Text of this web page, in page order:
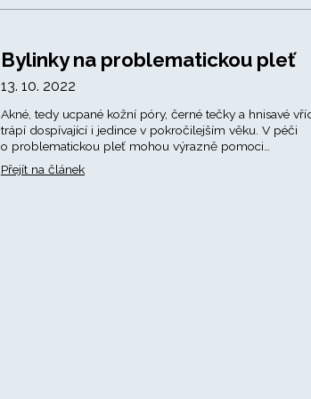
Bylinky na problematickou pleť
13. 10. 2022
Akné, tedy ucpané kožní póry, černé tečky a hnisavé
trápí dospívající i jedince v pokročilejším věku. V péči
o problematickou pleť mohou výrazně pomoci…
Přejít na článek